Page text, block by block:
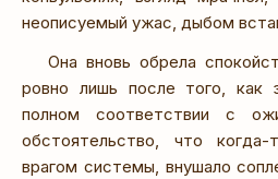
неописуемый ужас, дыбом
Она вновь обрела
ровно лишь после того, как
полном соответствии с
обстоятельство, что
врагом системы, внушало